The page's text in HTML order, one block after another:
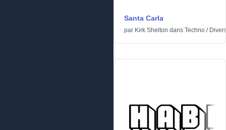
Santa Carla
par Kirk Shelton dans Techno /